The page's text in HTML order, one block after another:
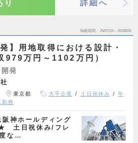
り 詳細へ
掲載期間 26/07/24～26/08/06
】用地取得における設計・
979万円～1102万円）
発
東京都 大手企業 土日祝休み
年
勤務
神ホールディング
土日祝休み/フレ
な…